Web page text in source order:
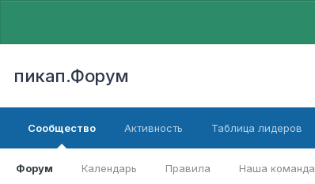
пикап.Форум
Сообщество
Форум Календарь Правила Наша команда
Активность Таблица лидеров